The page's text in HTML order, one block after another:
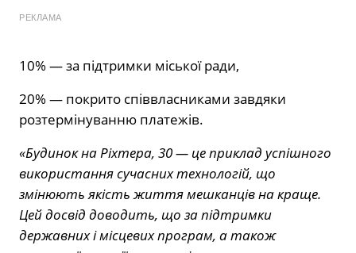
РЕКЛАМА
10% — за підтримки міської ради,
20% — покрито співвласниками завдяки
розтермінуванню платежів.
«Будинок на Ріхтера, 30 — це приклад успішного
використання сучасних технологій, що
змінюють якість життя мешканців на краще.
Цей досвід доводить, що за підтримки
державних і місцевих програм, а також